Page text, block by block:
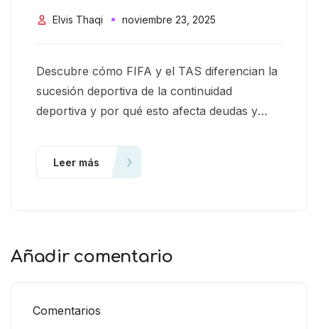
Elvis Thaqi noviembre 23, 2025
Descubre cómo FIFA y el TAS diferencian la
sucesión deportiva de la continuidad
deportiva y por qué esto afecta deudas y
Leer más
Añadir comentario